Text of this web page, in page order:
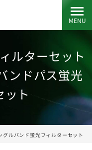
MENU
ルターセット
ンドパス蛍光
ット
グルバンド蛍光フィルターセット